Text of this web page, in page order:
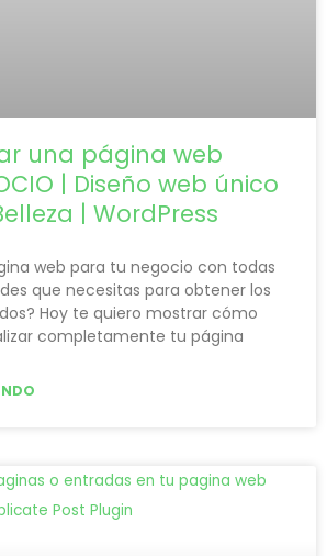
una página web
| Diseño web único
| WordPress
web para tu negocio con todas
que necesitas para obtener los
Hoy te quiero mostrar cómo
completamente tu página